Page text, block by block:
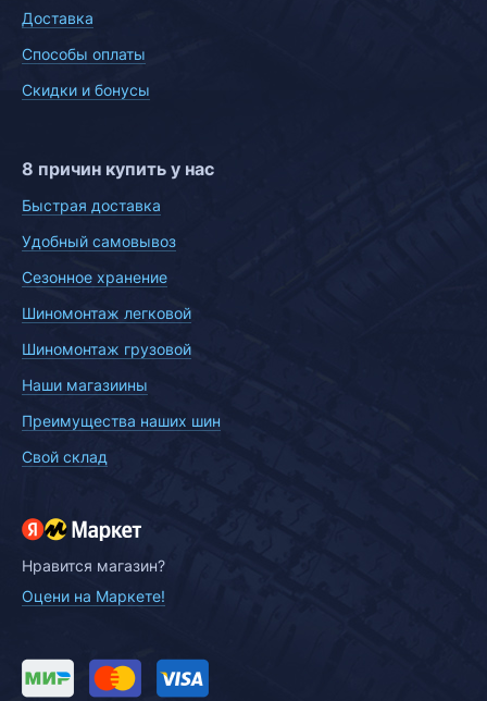
Доставка
Способы оплаты
Скидки и бонусы
8 причин купить у нас
Быстрая доставка
Удобный самовывоз
Сезонное хранение
Шиномонтаж легковой
Шиномонтаж грузовой
Наши магазиины
Преимущества наших шин
Свой склад
Нравится магазин?
Оцени на Маркете!